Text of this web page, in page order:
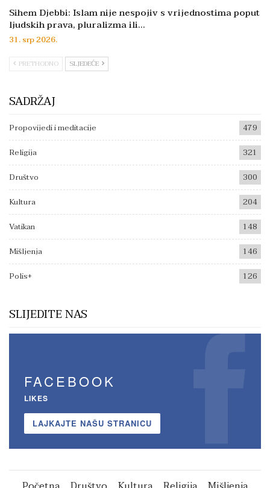
Sihem Djebbi: Islam nije nespojiv s vrijednostima poput
ljudskih prava, pluralizma ili…
31. srp 2026.
PRETHODNO SLJEDEĆE
SADRŽAJ
Propovijedi i meditacije
479
Religija
321
Društvo
300
Kultura
204
Vatikan
148
Mišljenja
146
Polis+
126
SLIJEDITE NAS
FACEBOOK
LIKES
LAJKAJTE NAŠU STRANICU